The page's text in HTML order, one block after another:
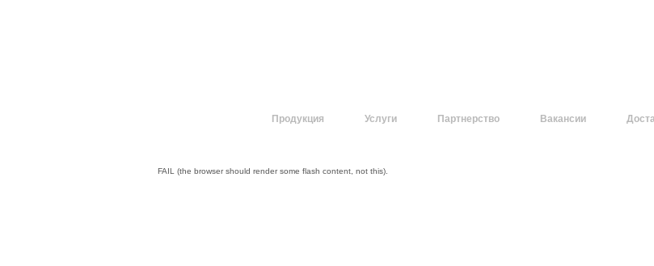
Продукция Услуги Партнерство Вакансии
FAIL (the browser should render some flash content, not this).